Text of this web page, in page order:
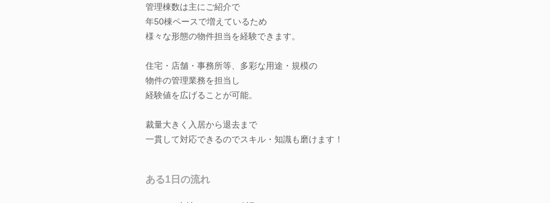
管理棟数は主にご紹介で
年50棟ペースで増えているため
様々な形態の物件担当を経験できます。
住宅・店舗・事務所等、多彩な用途・規模の
物件の管理業務を担当し
経験値を広げることが可能。
裁量大きく入居から退去まで
一貫して対応できるのでスキル・知識も磨けます！
ある1日の流れ